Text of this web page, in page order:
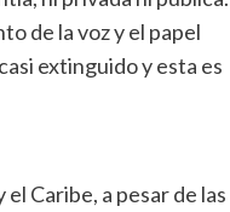
de la voz y el papel
extinguido y esta es
Caribe, a pesar de las